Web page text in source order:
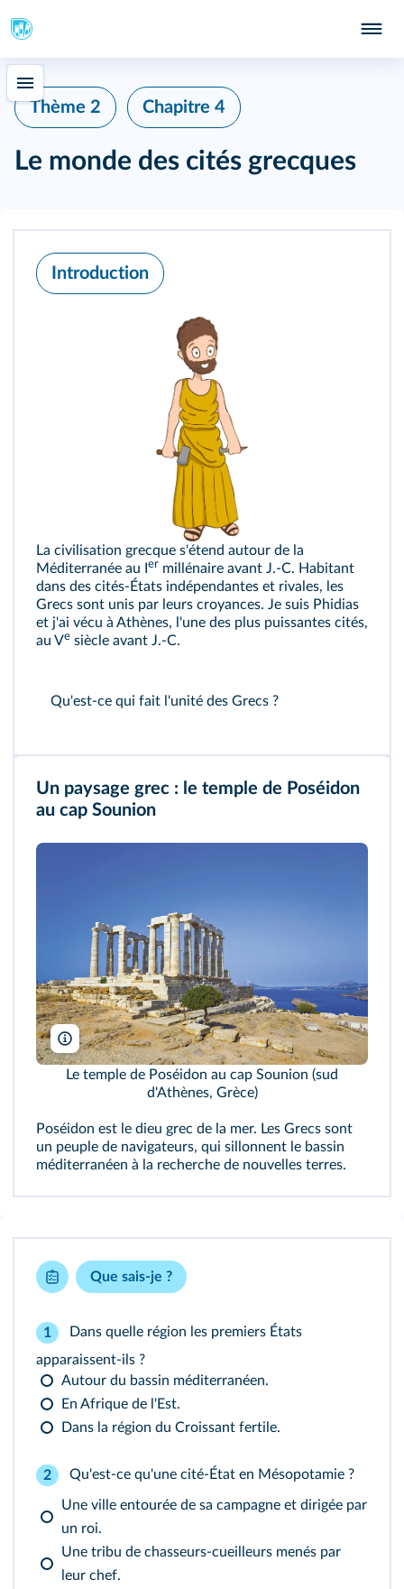
Thème 2 Chapitre 4
Le monde des cités grecques
Introduction
La civilisation grecque s'étend autour de la
Méditerranée au I er millénaire avant J.‑C. Habitant
dans des cités-États indépendantes et rivales, les
Grecs sont unis par leurs croyances. Je suis Phidias
et j'ai vécu à Athènes, l'une des plus puissantes cités,
au Ve siècle avant J.‑C.
Qu'est-ce qui fait l'unité des Grecs ?
Un paysage grec : le temple de Poséidon
au cap Sounion
T. Popova/Shutterstock
Le temple de Poséidon au cap Sounion (sud
d'Athènes, Grèce)
Poséidon est le dieu grec de la mer. Les Grecs sont
un peuple de navigateurs, qui sillonnent le bassin
méditerranéen à la recherche de nouvelles terres.
Que sais-je ?
1
Dans quelle région les premiers États
apparaissent-ils ?
Autour du bassin méditerranéen.
En Afrique de l'Est.
Dans la région du Croissant fertile.
2 Qu'est-ce qu'une cité-État en Mésopotamie ?
Une ville entourée de sa campagne et dirigée par
un roi.
Une tribu de chasseurs-cueilleurs menés par
leur chef.